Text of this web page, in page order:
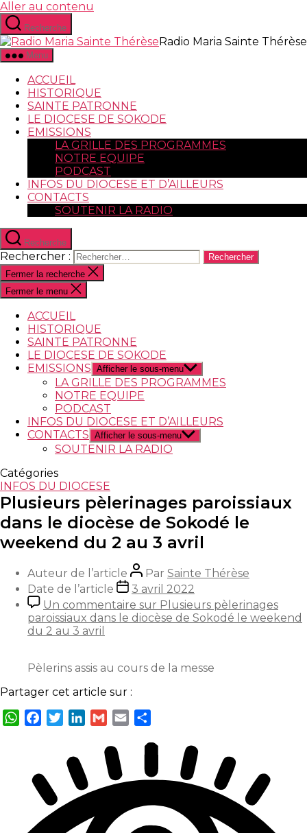
Aller au contenu
Recherche
Radio Maria Sainte Thérèse
Menu
ACCUEIL
HISTORIQUE
SAINTE PATRONNE
LE DIOCESE DE SOKODE
EMISSIONS
LA GRILLE DES PROGRAMMES
NOTRE EQUIPE
PODCAST
INFOS DU DIOCESE ET D’AILLEURS
CONTACTS
SOUTENIR LA RADIO
Recherche
Rechercher :
Fermer la recherche
Fermer le menu
ACCUEIL
HISTORIQUE
SAINTE PATRONNE
LE DIOCESE DE SOKODE
EMISSIONS Afficher le sous-menu
LA GRILLE DES PROGRAMMES
NOTRE EQUIPE
PODCAST
INFOS DU DIOCESE ET D’AILLEURS
CONTACTS Afficher le sous-menu
SOUTENIR LA RADIO
Catégories
INFOS DU DIOCESE
Plusieurs pèlerinages paroissiaux
dans le diocèse de Sokodé le
weekend du 2 au 3 avril
Auteur de l’article Par Sainte Thérèse
Date de l’article
3 avril 2022
Un commentaire sur Plusieurs pèlerinages
paroissiaux dans le diocèse de Sokodé le weekend
du 2 au 3 avril
Pèlerins assis au cours de la messe
Partager cet article sur :
WhatsApp
Facebook
TwitterLinkedInGmailEmail